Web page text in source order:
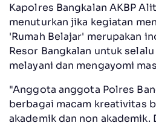
Kapolres Bangkalan AKBP
menuturkan jika kegiatan
'Rumah Belajar' merupakan
Resor Bangkalan untuk
melayani dan mengayomi
"Anggota anggota Polres
berbagai macam kreativitas
akademik dan non